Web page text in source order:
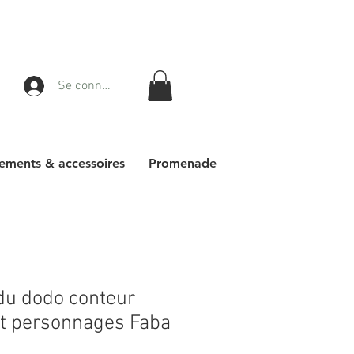
Se connecter
& accessoires Promenade
dodo conteur
personnages Faba